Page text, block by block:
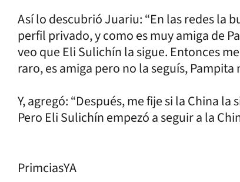
Así lo descubrió Juariu: “En las redes la
perfil privado, y como es muy amiga de
veo que Eli Sulichín la sigue. Entonces
raro, es amiga pero no la seguís, Pampita
Y, agregó: “Después, me fije si la China
Pero Eli Sulichín empezó a seguir a la
PrimciasYA